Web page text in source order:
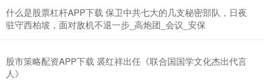
什么是股票杠杆APP下载 保卫中共七大的几支秘密部队，日夜
驻守西柏坡，面对敌机不退一步_高炮团_会议_安保
股市策略配资APP下载 裘红祥出任《联合国国学文化杰出代言
人》